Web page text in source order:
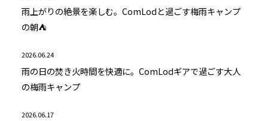
雨上がりの絶景を楽しむ。ComLodと過ごす梅雨キャンプ
の朝⛺
2026.06.24
雨の日の焚き火時間を快適に。ComLodギアで過ごす大人
の梅雨キャンプ
2026.06.17